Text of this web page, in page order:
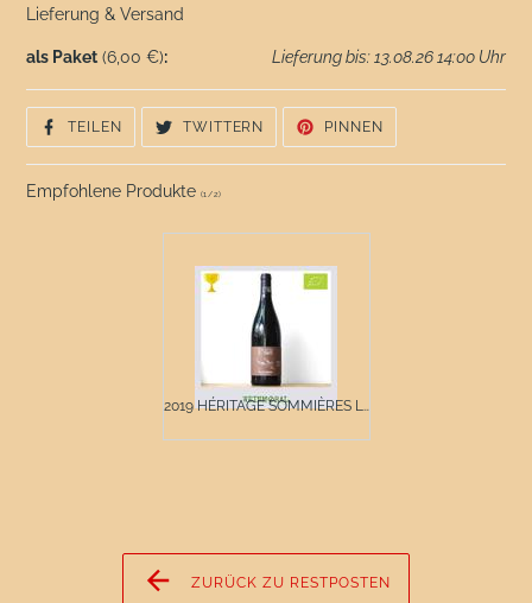
Lieferung & Versand
als Paket (6,00 €): Lieferung bis: 13.08.26 14:00 Uhr
TEILENAUF
FACEBOOK
TEILEN
TWITTERN
TWITTER
TWITTERN
PINNEN
PINNEN
Empfohlene Produkte (1/2)
2019 HÉRITAGE SOMMIÈRES L...
ZURÜCK ZU RESTPOSTEN